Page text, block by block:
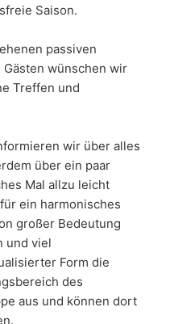
Saison.
passiven
wünschen wir
Treffen und
wir über alles
über ein paar
Mal allzu leicht
ein harmonisches
großer Bedeutung
und viel
Form die
des
aus und können dort